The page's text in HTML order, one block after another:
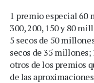
1 premio especial 60
300, 200, 150 y 80
5 secos de 50
secos de 35
otros de los premios
de las